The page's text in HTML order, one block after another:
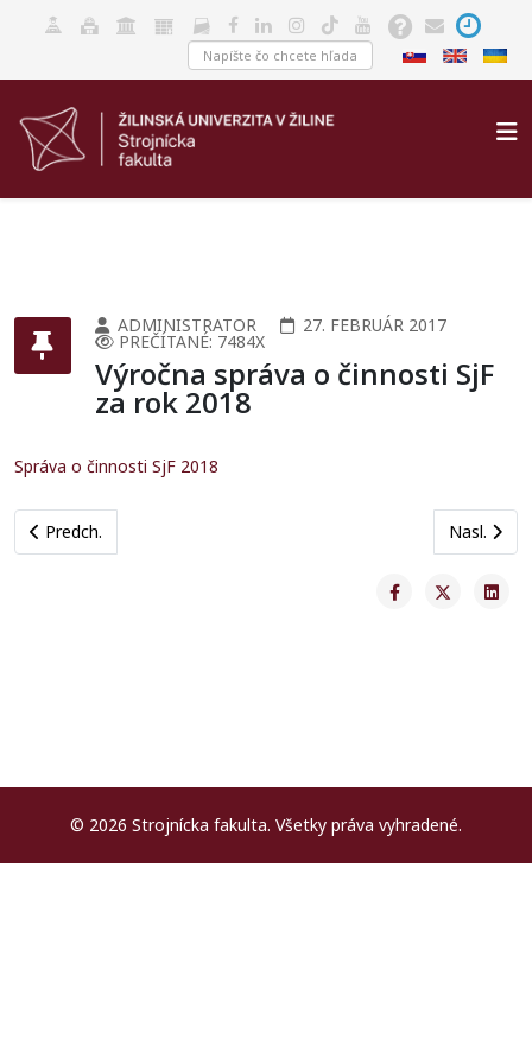
ADMINISTRATOR 27. FEBRUÁR 2017
PREČÍTANÉ: 7484X
Výročna správa o činnosti SjF
za rok 2018
Správa o činnosti SjF 2018
Previous article: Výročna správa o činnosti UNIZA za rok 2015
Predch. Next
Nasl.
© 2026 Strojnícka fakulta. Všetky práva vyhradené.